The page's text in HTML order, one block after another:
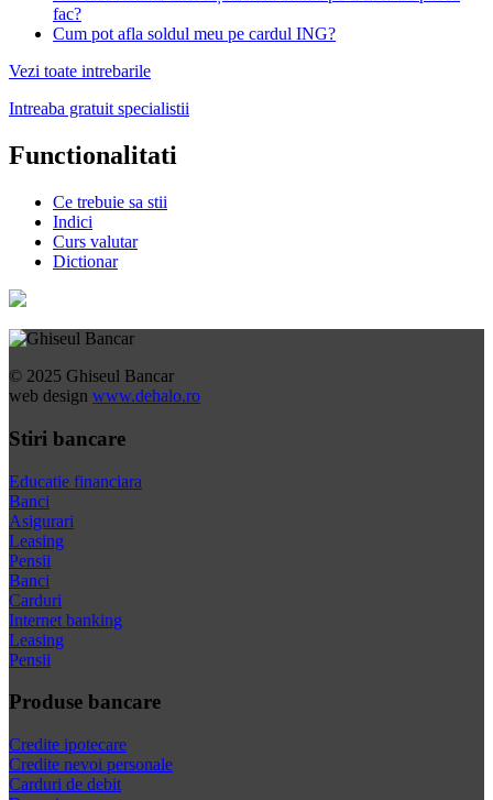
fac?
Cum pot afla soldul meu pe cardul ING?
Vezi toate intrebarile
Intreaba gratuit specialistii
Functionalitati
Ce trebuie sa stii
Indici
Curs valutar
Dictionar
© 2025 Ghiseul Bancar
web design www.dehalo.ro
Stiri bancare
Educatie financiara
Banci
Asigurari
Leasing
Pensii
Banci
Carduri
Internet banking
Leasing
Pensii
Produse bancare
Credite ipotecare
Credite nevoi personale
Carduri de debit